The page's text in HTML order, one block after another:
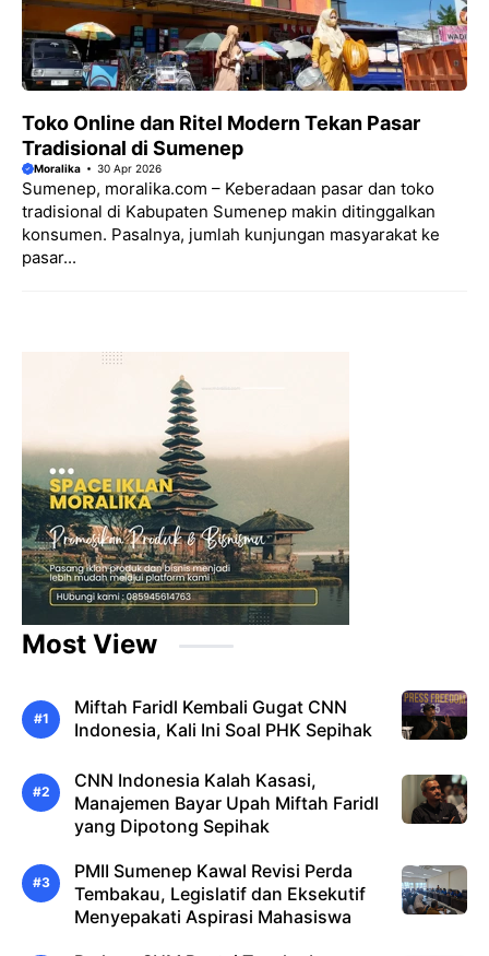
Toko Online dan Ritel Modern Tekan Pasar
Tradisional di Sumenep
Moralika 30 Apr 2026
Sumenep, moralika.com – Keberadaan pasar dan toko
tradisional di Kabupaten Sumenep makin ditinggalkan
konsumen. Pasalnya, jumlah kunjungan masyarakat ke
pasar...
Most View
Miftah Faridl Kembali Gugat CNN
Indonesia, Kali Ini Soal PHK Sepihak
CNN Indonesia Kalah Kasasi,
Manajemen Bayar Upah Miftah Faridl
yang Dipotong Sepihak
PMII Sumenep Kawal Revisi Perda
Tembakau, Legislatif dan Eksekutif
Menyepakati Aspirasi Mahasiswa